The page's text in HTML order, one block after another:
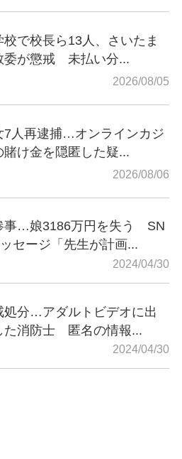
校で校長ら13人、さいたま
委が懲戒 未払い分...
2026/08/05
7人再逮捕…オンラインカジ
賭け金を隠匿した疑...
2026/08/06
事…娘3186万円を失う SN
セージ「先生が計画...
2024/04/30
処分…アダルトビデオに出
た消防士 匿名の情報...
2024/04/30